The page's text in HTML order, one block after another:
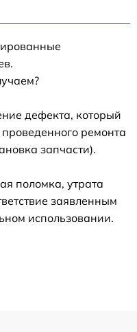
дефекта, который
ремонта
запчасти).
поломка, утрата
заявленным
использовании.